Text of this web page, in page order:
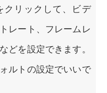
クリックして、ビデ
レート、フレームレ
どを設定できます。
ルトの設定でいいで